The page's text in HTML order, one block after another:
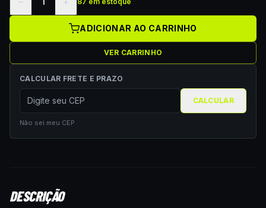
ADICIONAR AO CARRINHO
VER CARRINHO
CALCULAR FRETE E PRAZO
CALCULAR
Não sei meu CEP
DESCRIÇÃO